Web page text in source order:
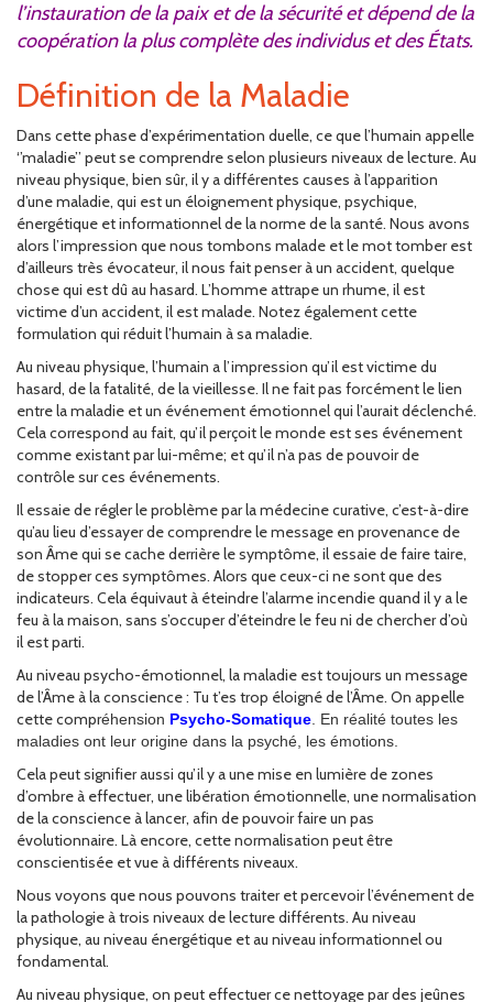
l’instauration de la paix et de la sécurité et dépend de la
coopération la plus complète des individus et des États.
Définition de la Maladie
Dans cette phase d’expérimentation duelle, ce que l’humain appelle
‘’maladie’’ peut se comprendre selon plusieurs niveaux de lecture. Au
niveau physique, bien sûr, il y a différentes causes à l’apparition
d’une maladie, qui est un éloignement physique, psychique,
énergétique et informationnel de la norme de la santé. Nous avons
alors l’impression que nous tombons malade et le mot tomber est
d’ailleurs très évocateur, il nous fait penser à un accident, quelque
chose qui est dû au hasard. L’homme attrape un rhume, il est
victime d’un accident, il est malade. Notez également cette
formulation qui réduit l’humain à sa maladie.
Au niveau physique, l’humain a l’impression qu’il est victime du
hasard, de la fatalité, de la vieillesse. Il ne fait pas forcément le lien
entre la maladie et un événement émotionnel qui l’aurait déclenché.
Cela correspond au fait, qu’il perçoit le monde est ses événement
comme existant par lui-même; et qu’il n’a pas de pouvoir de
contrôle sur ces événements.
Il essaie de régler le problème par la médecine curative, c’est-à-dire
qu’au lieu d’essayer de comprendre le message en provenance de
son Âme qui se cache derrière le symptôme, il essaie de faire taire,
de stopper ces symptômes. Alors que ceux-ci ne sont que des
indicateurs. Cela équivaut à éteindre l’alarme incendie quand il y a le
feu à la maison, sans s’occuper d’éteindre le feu ni de chercher d’où
il est parti.
Au niveau psycho-émotionnel, la maladie est toujours un message
de l’Âme à la conscience : Tu t’es trop éloigné de l’Âme. On appelle
cette compréhension Psycho-Somatique . En réalité toutes les
maladies ont leur origine dans la psyché, les émotions.
Cela peut signifier aussi qu’il y a une mise en lumière de zones
d’ombre à effectuer, une libération émotionnelle, une normalisation
de la conscience à lancer, afin de pouvoir faire un pas
évolutionnaire. Là encore, cette normalisation peut être
conscientisée et vue à différents niveaux.
Nous voyons que nous pouvons traiter et percevoir l’événement de
la pathologie à trois niveaux de lecture différents. Au niveau
physique, au niveau énergétique et au niveau informationnel ou
fondamental.
Au niveau physique, on peut effectuer ce nettoyage par des jeûnes